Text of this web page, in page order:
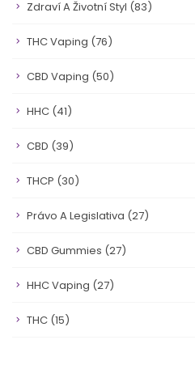
Zdraví A Životní Styl (83)
THC Vaping (76)
CBD Vaping (50)
HHC (41)
CBD (39)
THCP (30)
Právo A Legislativa (27)
CBD Gummies (27)
HHC Vaping (27)
THC (15)